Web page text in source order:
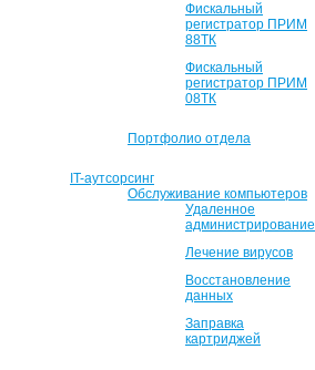
Фискальный
регистратор ПРИМ
88ТК
Фискальный
регистратор ПРИМ
08ТК
Портфолио отдела
IT-аутсорсинг
Обслуживание компьютеров
Удаленное
администрирование
Лечение вирусов
Восстановление
данных
Заправка
картриджей